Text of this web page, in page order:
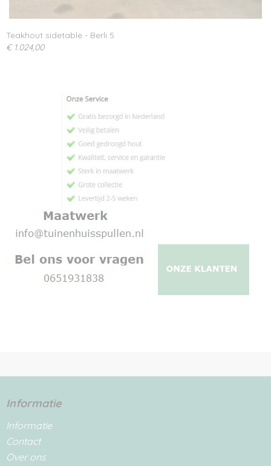
Teakhout sidetable - Berli 5
€ 1.024,00
Informatie
Informatie
Contact
Over ons